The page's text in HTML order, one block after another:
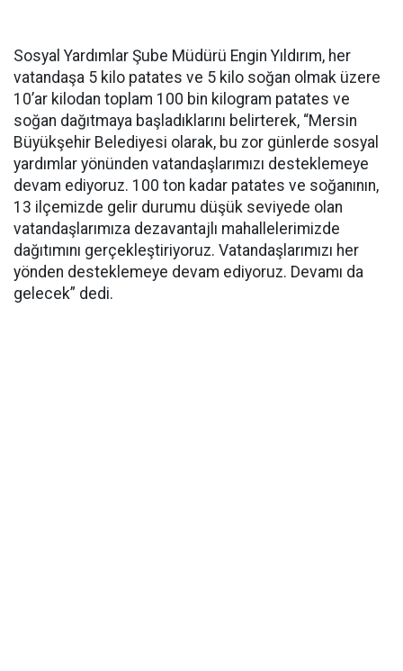
Sosyal Yardımlar Şube Müdürü Engin Yıldırım, her
vatandaşa 5 kilo patates ve 5 kilo soğan olmak üzere
10’ar kilodan toplam 100 bin kilogram patates ve
soğan dağıtmaya başladıklarını belirterek, “Mersin
Büyükşehir Belediyesi olarak, bu zor günlerde sosyal
yardımlar yönünden vatandaşlarımızı desteklemeye
devam ediyoruz. 100 ton kadar patates ve soğanının,
13 ilçemizde gelir durumu düşük seviyede olan
vatandaşlarımıza dezavantajlı mahallelerimizde
dağıtımını gerçekleştiriyoruz. Vatandaşlarımızı her
yönden desteklemeye devam ediyoruz. Devamı da
gelecek” dedi.